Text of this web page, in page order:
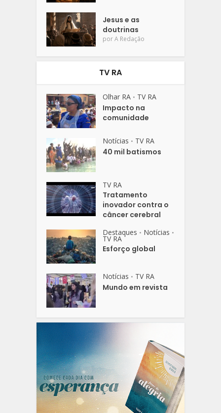
Jesus e as
doutrinas
porA Redação
TV RA
Olhar RA • TV RA
Impacto na
comunidade
Notícias • TV RA
40 mil batismos
TV RA
Tratamento
inovador contra o
câncer cerebral
Destaques • Notícias •
TV RA
Esforço global
Notícias • TV RA
Mundo em revista